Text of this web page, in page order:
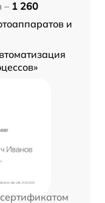
– 1 260
и